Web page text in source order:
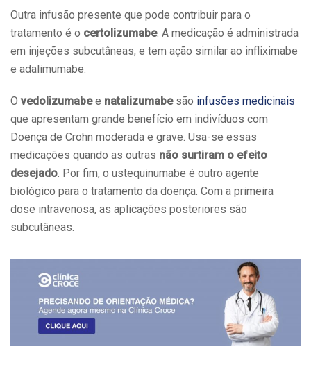
Outra infusão presente que pode contribuir para o
tratamento é o certolizumabe. A medicação é administrada
em injeções subcutâneas, e tem ação similar ao infliximabe
e adalimumabe.
O vedolizumabee natalizumabe são infusões medicinais
que apresentam grande benefício em indivíduos com
Doença de Crohn moderada e grave. Usa-se essas
medicações quando as outras não surtiram o efeito
desejado. Por fim, o ustequinumabe é outro agente
biológico para o tratamento da doença. Com a primeira
dose intravenosa, as aplicações posteriores são
subcutâneas.